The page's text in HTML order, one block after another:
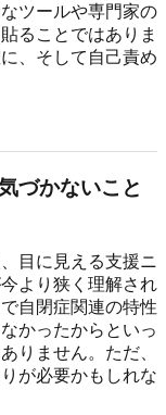
ツールや専門家の
ることではありま
、そして自己責め
づかないこと
目に見える支援ニ
より狭く理解され
自閉症関連の特性
かったからといっ
りません。ただ、
が必要かもしれな